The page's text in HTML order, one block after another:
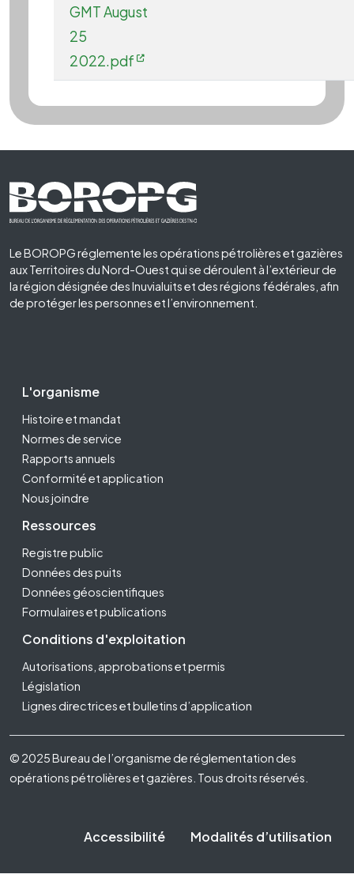
GMT August
25
2022.pdf
Footer First
Le BOROPG réglemente les opérations pétrolières et gazières
aux Territoires du Nord-Ouest qui se déroulent à l’extérieur de
la région désignée des Inuvialuits et des régions fédérales, afin
de protéger les personnes et l’environnement.
Footer Second
L'organisme
Histoire et mandat
Normes de service
Rapports annuels
Conformité et application
Nous joindre
Ressources
Registre public
Données des puits
Données géoscientifiques
Formulaires et publications
Conditions d'exploitation
Autorisations, approbations et permis
Législation
Lignes directrices et bulletins d’application
© 2025 Bureau de l’organisme de réglementation des
opérations pétrolières et gazières. Tous droits réservés.
Accessibilité Modalités d’utilisation